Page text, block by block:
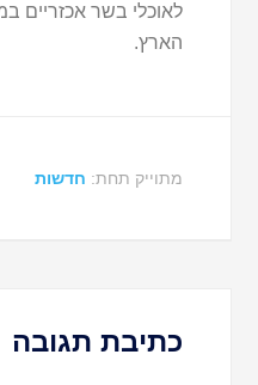
לאוכלי בשר אכזריים
הארץ.
מתוייק תחת: חדשות
כתיבת תגובה